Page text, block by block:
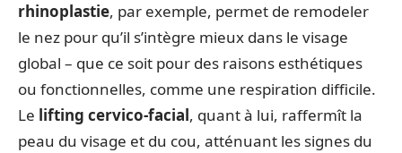
rhinoplastie, par exemple, permet de remodeler
le nez pour qu’il s’intègre mieux dans le visage
global – que ce soit pour des raisons esthétiques
ou fonctionnelles, comme une respiration difficile.
Le lifting cervico-facial, quant à lui, raffermît la
peau du visage et du cou, atténuant les signes du